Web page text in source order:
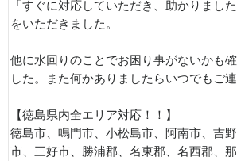
「すぐに対応していただき、助かりまし
をいただきました。
他に水回りのことでお困り事がないかも
した。また何かありましたらいつでもご
【徳島県内全エリア対応！！】
徳島市、鳴門市、小松島市、阿南市、吉
市、三好市、勝浦郡、名東郡、名西郡、